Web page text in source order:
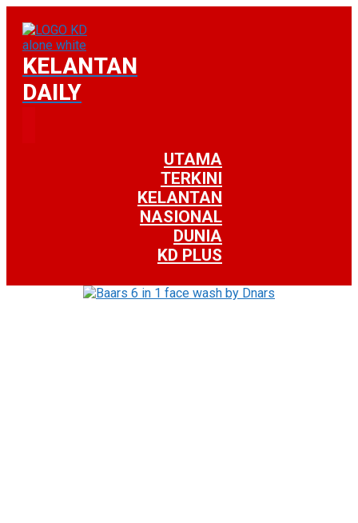
KELANTAN
DAILY
UTAMA
TERKINI
KELANTAN
NASIONAL
DUNIA
KD PLUS